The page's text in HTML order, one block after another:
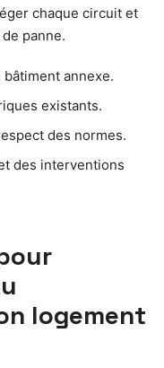
chaque circuit et
panne.
bâtiment annexe.
existants.
des normes.
des interventions
logement